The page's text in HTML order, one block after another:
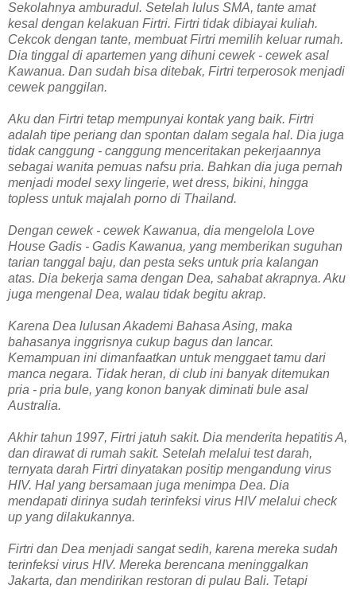
Sekolahnya amburadul. Setelah lulus SMA, tante amat
kesal dengan kelakuan Firtri. Firtri tidak dibiayai kuliah.
Cekcok dengan tante, membuat Firtri memilih keluar rumah.
Dia tinggal di apartemen yang dihuni cewek - cewek asal
Kawanua. Dan sudah bisa ditebak, Firtri terperosok menjadi
cewek panggilan.
Aku dan Firtri tetap mempunyai kontak yang baik. Firtri
adalah tipe periang dan spontan dalam segala hal. Dia juga
tidak canggung - canggung menceritakan pekerjaannya
sebagai wanita pemuas nafsu pria. Bahkan dia juga pernah
menjadi model sexy lingerie, wet dress, bikini, hingga
topless untuk majalah porno di Thailand.
Dengan cewek - cewek Kawanua, dia mengelola Love
House Gadis - Gadis Kawanua, yang memberikan suguhan
tarian tanggal baju, dan pesta seks untuk pria kalangan
atas. Dia bekerja sama dengan Dea, sahabat akrapnya. Aku
juga mengenal Dea, walau tidak begitu akrap.
Karena Dea lulusan Akademi Bahasa Asing, maka
bahasanya inggrisnya cukup bagus dan lancar.
Kemampuan ini dimanfaatkan untuk menggaet tamu dari
manca negara. Tidak heran, di club ini banyak ditemukan
pria - pria bule, yang konon banyak diminati bule asal
Australia.
Akhir tahun 1997, Firtri jatuh sakit. Dia menderita hepatitis A,
dan dirawat di rumah sakit. Setelah melalui test darah,
ternyata darah Firtri dinyatakan positip mengandung virus
HIV. Hal yang bersamaan juga menimpa Dea. Dia
mendapati dirinya sudah terinfeksi virus HIV melalui check
up yang dilakukannya.
Firtri dan Dea menjadi sangat sedih, karena mereka sudah
terinfeksi virus HIV. Mereka berencana meninggalkan
Jakarta, dan mendirikan restoran di pulau Bali. Tetapi